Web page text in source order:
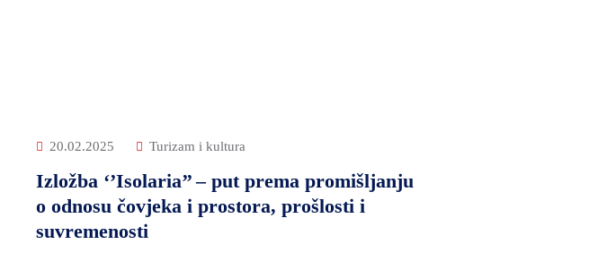
20.02.2025 Turizam i kultura
Izložba ‘’Isolaria’’ – put prema promišljanju
o odnosu čovjeka i prostora, prošlosti i
suvremenosti